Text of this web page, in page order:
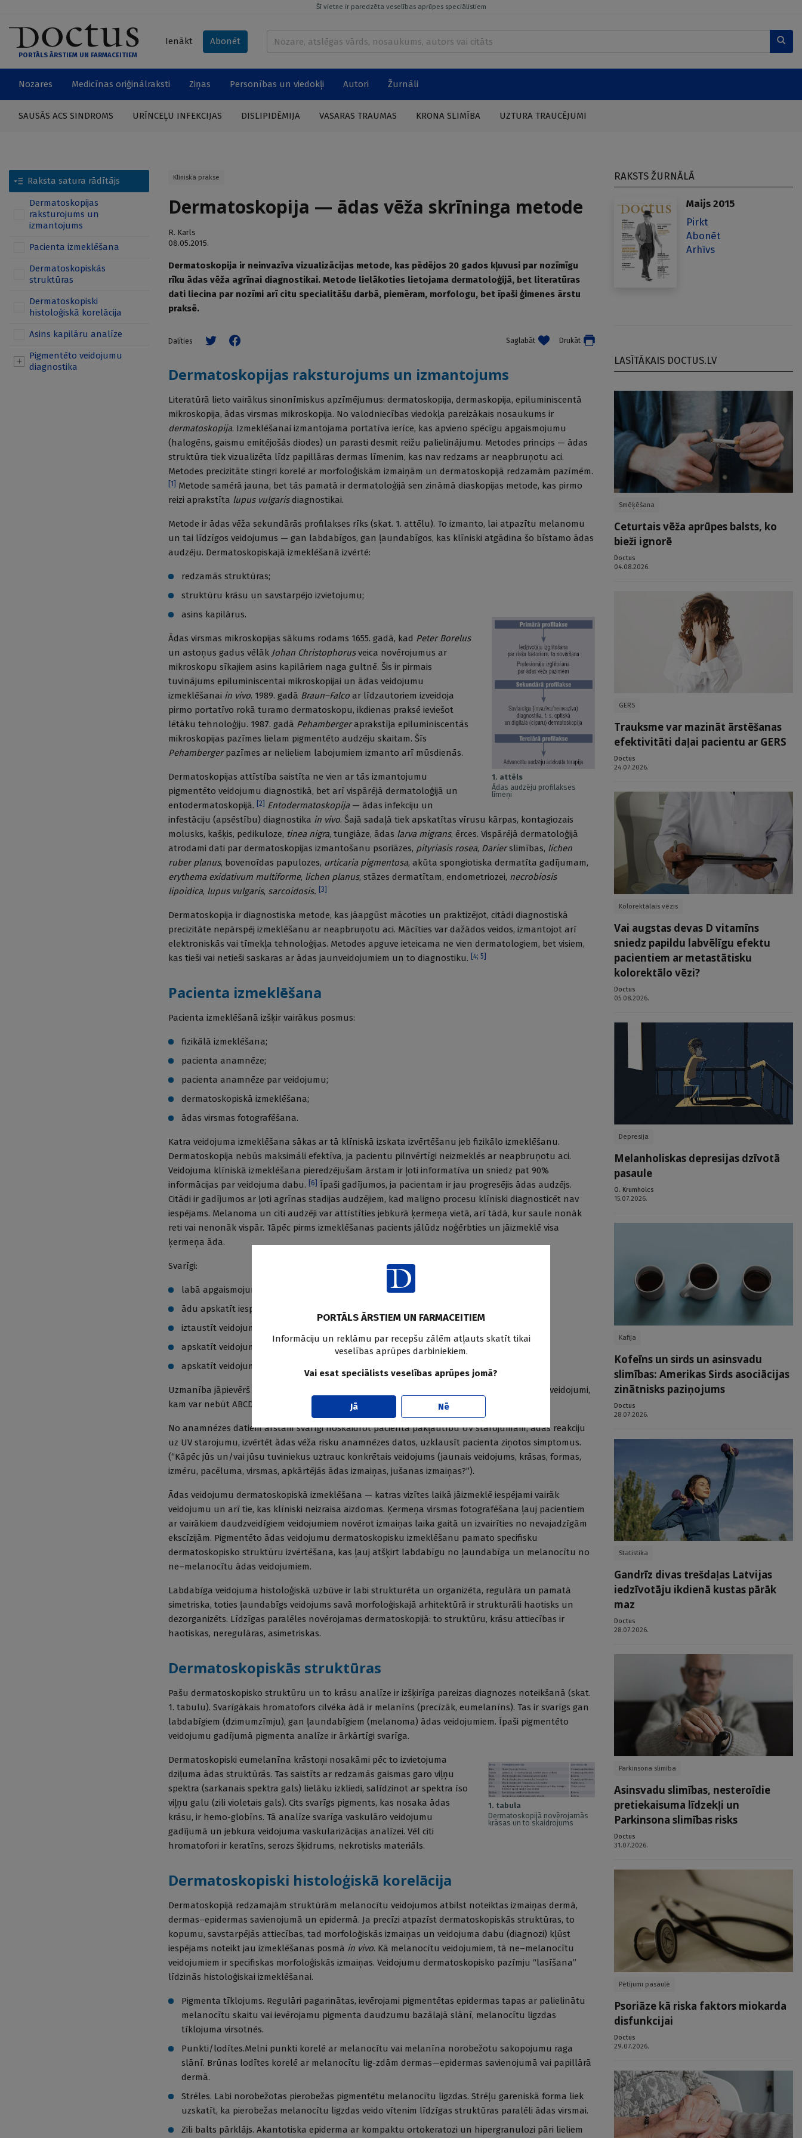
Šī vietne ir paredzēta veselības aprūpes speciālistiem
PORTĀLS ĀRSTIEM UN FARMACEITIEM
Ienākt Abonēt
Nozares Medicīnas oriģinālraksti Ziņas Personības un viedokļi Autori Žurnāli
SAUSĀS ACS SINDROMS URĪNCEĻU INFEKCIJAS DISLIPIDĒMIJA VASARAS TRAUMAS KRONA SLIMĪBA UZTURA TRAUCĒJUMI
Raksta satura rādītājs
Dermatoskopijas
raksturojums un
izmantojums
Pacienta izmeklēšana
Dermatoskopiskās
struktūras
Dermatoskopiski
histoloģiskā korelācija
Asins kapilāru analīze
Pigmentēto veidojumu
diagnostika
Klīniskā prakse
Dermatoskopija — ādas vēža skrīninga metode
R. Karls
08.05.2015.
Dermatoskopija ir neinvazīva vizualizācijas metode, kas pēdējos 20 gados kļuvusi par nozīmīgu
rīku ādas vēža agrīnai diagnostikai. Metode lielākoties lietojama dermatoloģijā, bet literatūras
dati liecina par nozīmi arī citu specialitāšu darbā, piemēram, morfologu, bet īpaši ģimenes ārstu
praksē.
Dalīties Saglabāt Drukāt
Dermatoskopijas raksturojums un izmantojums
Literatūrā lieto vairākus sinonīmiskus apzīmējumus: dermatoskopija, dermaskopija, epiluminiscentā
mikroskopija, ādas virsmas mikroskopija. No valodniecības viedokļa pareizākais nosaukums ir
dermatoskopija. Izmeklēšanai izmantojama portatīva ierīce, kas apvieno spēcīgu apgaismojumu
(halogēns, gaismu emitējošās diodes) un parasti desmit reižu palielinājumu. Metodes princips — ādas
struktūra tiek vizualizēta līdz papillāras dermas līmenim, kas nav redzams ar neapbruņotu aci.
Metodes precizitāte stingri korelē ar morfoloģiskām izmaiņām un dermatoskopijā redzamām pazīmēm.
[1] Metode samērā jauna, bet tās pamatā ir dermatoloģijā sen zināmā diaskopijas metode, kas pirmo
reizi aprakstīta lupus vulgarisdiagnostikai.
Metode ir ādas vēža sekundārās profilakses rīks (skat. 1. attēlu). To izmanto, lai atpazītu melanomu
un tai līdzīgos veidojumus — gan labdabīgos, gan ļaundabīgos, kas klīniski atgādina šo bīstamo ādas
audzēju. Dermatoskopiskajā izmeklēšanā izvērtē:
redzamās struktūras;
struktūru krāsu un savstarpējo izvietojumu;
asins kapilārus.
1. attēls
Ādas audzēju profilakses
līmeņi
Ādas virsmas mikroskopijas sākums rodams 1655. gadā, kad Peter Borelus
un astoņus gadus vēlāk Johan Christophorusveica novērojumus ar
mikroskopu sīkajiem asins kapilāriem naga gultnē. Šis ir pirmais
tuvinājums epiluminiscentai mikroskopijai un ādas veidojumu
izmeklēšanai in vivo. 1989. gadā Braun–Falco ar līdzautoriem izveidoja
pirmo portatīvo rokā turamo dermatoskopu, ikdienas praksē ieviešot
lētāku tehnoloģiju. 1987. gadā Pehambergeraprakstīja epiluminiscentās
mikroskopijas pazīmes lielam pigmentēto audzēju skaitam. Šīs
Pehambergerpazīmes ar nelieliem labojumiem izmanto arī mūsdienās.
Dermatoskopijas attīstība saistīta ne vien ar tās izmantojumu
pigmentēto veidojumu diagnostikā, bet arī vispārējā dermatoloģijā un
entodermatoskopijā. [2] Entodermatoskopija — ādas infekciju un
infestāciju (apsēstību) diagnostika in vivo. Šajā sadaļā tiek apskatītas vīrusu kārpas, kontagiozais
molusks, kašķis, pedikuloze, tinea nigra, tungiāze, ādas larva migrans, ērces. Vispārējā dermatoloģijā
atrodami dati par dermatoskopijas izmantošanu psoriāzes, pityriasis rosea, Darierslimības, lichen
ruber planus, bovenoīdas papulozes, urticaria pigmentosa, akūta spongiotiska dermatīta gadījumam,
erythema exidativum multiforme, lichen planus, stāzes dermatītam, endometriozei, necrobiosis
lipoidica, lupus vulgaris, sarcoidosis. [3]
Dermatoskopija ir diagnostiska metode, kas jāapgūst mācoties un praktizējot, citādi diagnostiskā
precizitāte nepārspēj izmeklēšanu ar neapbruņotu aci. Mācīties var dažādos veidos, izmantojot arī
elektroniskās vai tīmekļa tehnoloģijas. Metodes apguve ieteicama ne vien dermatologiem, bet visiem,
kas tieši vai netieši saskaras ar ādas jaunveidojumiem un to diagnostiku. [4; 5]
Pacienta izmeklēšana
Pacienta izmeklēšanā izšķir vairākus posmus:
fizikālā izmeklēšana;
pacienta anamnēze;
pacienta anamnēze par veidojumu;
dermatoskopiskā izmeklēšana;
ādas virsmas fotografēšana.
Katra veidojuma izmeklēšana sākas ar tā klīniskā izskata izvērtēšanu jeb fizikālo izmeklēšanu.
Dermatoskopija nebūs maksimāli efektīva, ja pacientu pilnvērtīgi neizmeklēs ar neapbruņotu aci.
Veidojuma klīniskā izmeklēšana pieredzējušam ārstam ir ļoti informatīva un sniedz pat 90%
informācijas par veidojuma dabu. [6] Īpaši gadījumos, ja pacientam ir jau progresējis ādas audzējs.
Citādi ir gadījumos ar ļoti agrīnas stadijas audzējiem, kad maligno procesu klīniski diagnosticēt nav
iespējams. Melanoma un citi audzēji var attīstīties jebkurā ķermeņa vietā, arī tādā, kur saule nonāk
reti vai nenonāk vispār. Tāpēc pirms izmeklēšanas pacients jālūdz noģērbties un jāizmeklē visa
ķermeņa āda.
Svarīgi:
labā apgaismojumā apskatīt visu ķermeņa ādu;
ādu apskatīt iespējami tuvāk;
iztaustīt veidojumu;
apskatīt veidojumu ar palielināmo stiklu (lupu);
apskatīt veidojumu sānu gaismā.
Uzmanība jāpievērš veidojumiem ar iespējamām ABCD pazīmēm, tā sauktie “neglītie pīlēni” (veidojumi,
kam var nebūt ABCD, bet kas ievērojami atšķiras no apkārtējiem veidojumiem).
No anamnēzes datiem ārstam svarīgi noskaidrot pacienta pakļautību UV starojumam, ādas reakciju
uz UV starojumu, izvērtēt ādas vēža risku anamnēzes datos, uzklausīt pacienta ziņotos simptomus.
(“Kāpēc jūs un/vai jūsu tuviniekus uztrauc konkrētais veidojums (jaunais veidojums, krāsas, formas,
izmēru, pacēluma, virsmas, apkārtējās ādas izmaiņas, jušanas izmaiņas?”).
Ādas veidojumu dermatoskopiskā izmeklēšana — katras vizītes laikā jāizmeklē iespējami vairāk
veidojumu un arī tie, kas klīniski neizraisa aizdomas. Ķermeņa virsmas fotografēšana ļauj pacientiem
ar vairākiem daudzveidīgiem veidojumiem novērot izmaiņas laika gaitā un izvairīties no nevajadzīgām
ekscīzijām. Pigmentēto ādas veidojumu dermatoskopisku izmeklēšanu pamato specifisku
dermatoskopisko struktūru izvērtēšana, kas ļauj atšķirt labdabīgu no ļaundabīga un melanocītu no
ne–melanocītu ādas veidojumiem.
Labdabīga veidojuma histoloģiskā uzbūve ir labi strukturēta un organizēta, regulāra un pamatā
simetriska, toties ļaundabīgs veidojums savā morfoloģiskajā arhitektūrā ir strukturāli haotisks un
dezorganizēts. Līdzīgas paralēles novērojamas dermatoskopijā: to struktūru, krāsu attiecības ir
haotiskas, neregulāras, asimetriskas.
Dermatoskopiskās struktūras
Pašu dermatoskopisko struktūru un to krāsu analīze ir izšķirīga pareizas diagnozes noteikšanā (skat.
1. tabulu). Svarīgākais hromatofors cilvēka ādā ir melanīns (precīzāk, eumelanīns). Tas ir svarīgs gan
labdabīgiem (dzimumzīmju), gan ļaundabīgiem (melanoma) ādas veidojumiem. Īpaši pigmentēto
veidojumu gadījumā pigmenta analīze ir ārkārtīgi svarīga.
1. tabula
Dermatoskopijā novērojamās
krāsas un to skaidrojums
Dermatoskopiski eumelanīna krāstoņi nosakāmi pēc to izvietojuma
dziļuma ādas struktūrās. Tas saistīts ar redzamās gaismas garo viļņu
spektra (sarkanais spektra gals) lielāku izkliedi, salīdzinot ar spektra īso
viļņu galu (zili violetais gals). Cits svarīgs pigments, kas nosaka ādas
krāsu, ir hemo-globīns. Tā analīze svarīga vaskulāro veidojumu
gadījumā un jebkura veidojuma vaskularizācijas analīzei. Vēl citi
hromatofori ir keratīns, serozs šķidrums, nekrotisks materiāls.
Dermatoskopiski histoloģiskā korelācija
Dermatoskopijā redzamajām struktūrām melanocītu veidojumos atbilst noteiktas izmaiņas dermā,
dermas–epidermas savienojumā un epidermā. Ja precīzi atpazīst dermatoskopiskās struktūras, to
kopumu, savstarpējās attiecības, tad morfoloģiskās izmaiņas un veidojuma dabu (diagnozi) kļūst
iespējams noteikt jau izmeklēšanas posmā in vivo. Kā melanocītu veidojumiem, tā ne–melanocītu
veidojumiem ir specifiskas morfoloģiskās izmaiņas. Veidojumu dermatoskopisko pazīmju “lasīšana”
līdzinās histoloģiskai izmeklēšanai.
Pigmenta tīklojums. Regulāri pagarinātas, ievērojami pigmentētas epidermas tapas ar palielinātu
melanocītu skaitu vai ievērojamu pigmenta daudzumu bazālajā slānī, melanocītu ligzdas
tīklojuma virsotnēs.
Punkti/lodītes.Melni punkti korelē ar melanocītu vai melanīna norobežotu sakopojumu raga
slānī. Brūnas lodītes korelē ar melanocītu lig-zdām dermas—epidermas savienojumā vai papillārā
dermā.
Strēles. Labi norobežotas pierobežas pigmentētu melanocītu ligzdas. Strēļu gareniskā forma liek
uzskatīt, ka pierobežas melanocītu ligzdas veido vītenim līdzīgas struktūras paralēli ādas virsmai.
Zili balts pārklājs. Akantotiska epiderma ar kompaktu ortokeratozi un hipergranulozi pāri lieliem
RAKSTS ŽURNĀLĀ
Maijs 2015
Pirkt
Abonēt
Arhīvs
LASĪTĀKAIS DOCTUS.LV
Smēķēšana
Ceturtais vēža aprūpes balsts, ko
bieži ignorē
Doctus
04.08.2026.
GERS
Trauksme var mazināt ārstēšanas
efektivitāti daļai pacientu ar GERS
Doctus
24.07.2026.
Kolorektālais vēzis
Vai augstas devas D vitamīns
sniedz papildu labvēlīgu efektu
pacientiem ar metastātisku
kolorektālo vēzi?
Doctus
05.08.2026.
Depresija
Melanholiskas depresijas dzīvotā
pasaule
O. Krumholcs
15.07.2026.
Kafija
Kofeīns un sirds un asinsvadu
slimības: Amerikas Sirds asociācijas
zinātnisks paziņojums
Doctus
28.07.2026.
Statistika
Gandrīz divas trešdaļas Latvijas
iedzīvotāju ikdienā kustas pārāk
maz
Doctus
28.07.2026.
Parkinsona slimība
Asinsvadu slimības, nesteroīdie
pretiekaisuma līdzekļi un
Parkinsona slimības risks
Doctus
31.07.2026.
Pētījumi pasaulē
Psoriāze kā riska faktors miokarda
disfunkcijai
Doctus
29.07.2026.
PORTĀLS ĀRSTIEM UN FARMACEITIEM
Informāciju un reklāmu par recepšu zālēm atļauts skatīt tikai
veselības aprūpes darbiniekiem.
Vai esat speciālists veselības aprūpes jomā?
Jā Nē